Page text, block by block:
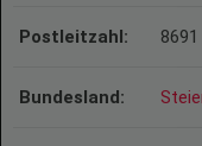
Postleitzahl: 8691
Bundesland: